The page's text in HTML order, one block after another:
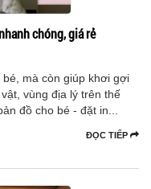
chóng, giá rẻ
mà còn giúp khơi gợi
vùng địa lý trên thế
đồ cho bé - đặt in...
ĐỌC TIẾP